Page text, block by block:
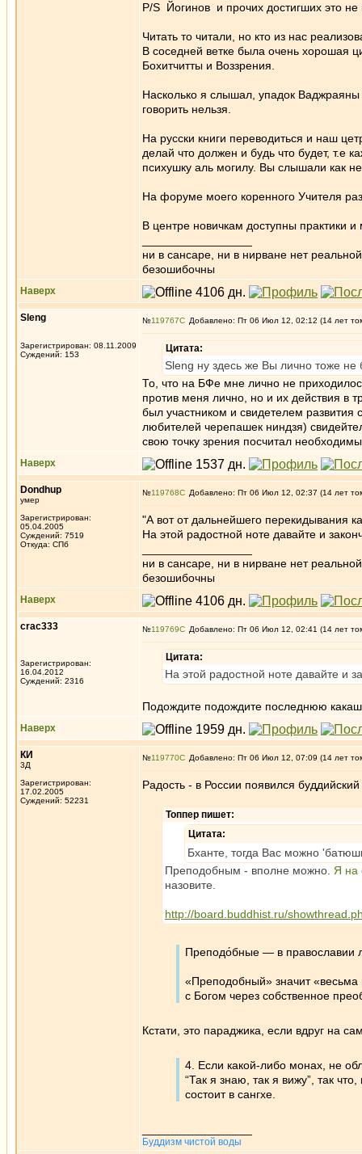
P/S Йогинов и прочих достигших это не
Читать то читали, но кто из нас
В соседней ветке была очень хорошая
Бохитчитты и Воззрения.
Насколько я слышал, упадок
говорить нельзя.
На русски книги переводиться и наш
делай что должен и будь что будет, т.е
психушку аль могилу. Вы слышали как
На форуме моего коренного Учителя
В центре новичкам доступны практики
ни в сансаре, ни в нирване нет
безошибочны
Наверх
Sleng
Зарегистрирован: 08.11.2009
Суждений: 153
№119767 Добавлено: Пт 06 Июл 12, 02:12 (14 лет
Цитата:
Sleng ну здесь же Вы лично тоже
То, что на БФе мне лично не
против меня лично, но и их действия в
был участником и свидетелем развития
любителей черепашек ниндзя)
свою точку зрения посчитал
Наверх
Dondhup
умер
Зарегистрирован:
05.04.2005
Суждений: 7519
Откуда: СПб
№119768 Добавлено: Пт 06 Июл 12, 02:37 (14 лет
"А вот от дальнейшего перекидывания
На этой радостной ноте давайте и
ни в сансаре, ни в нирване нет
безошибочны
Наверх
crac333
Зарегистрирован:
16.04.2012
Суждений: 2316
№119769 Добавлено: Пт 06 Июл 12, 02:41 (14 лет
Цитата:
На этой радостной ноте давайте и
Подождите подождите последнюю
Наверх
КИ
3Д
Зарегистрирован:
17.02.2005
Суждений: 52231
№119770 Добавлено: Пт 06 Июл 12, 07:09 (14 лет
Радость - в России появился
Топпер пишет:
Цитата:
Бханте, тогда Вас можно
Преподобным - вполне можно. Я на
назовите.
http://board.buddhist.ru/
Преподо́бные — в православии
«Преподобный» значит «весьма
с Богом через собственное
Кстати, это параджика, если вдруг на
4. Если какой-либо монах, не
“Так я знаю, так я вижу”, так
состоит в сангхе.
Буддизм чистой воды